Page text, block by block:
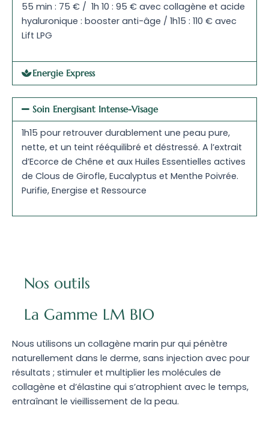
55 min : 75 € / 1h 10 : 95 € avec collagène et acide
hyaluronique : booster anti-âge / 1h15 : 110 € avec
Lift LPG
Energie Express
Soin Energisant Intense-Visage
1h15 pour retrouver durablement une peau pure,
nette, et un teint rééquilibré et déstressé. A l’extrait
d’Ecorce de Chêne et aux Huiles Essentielles actives
de Clous de Girofle, Eucalyptus et Menthe Poivrée.
Purifie, Energise et Ressource
Nos outils
La Gamme LM BIO
Nous utilisons un collagène marin pur qui pénètre
naturellement dans le derme, sans injection avec pour
résultats ; stimuler et multiplier les molécules de
collagène et d’élastine qui s’atrophient avec le temps,
entraînant le vieillissement de la peau.